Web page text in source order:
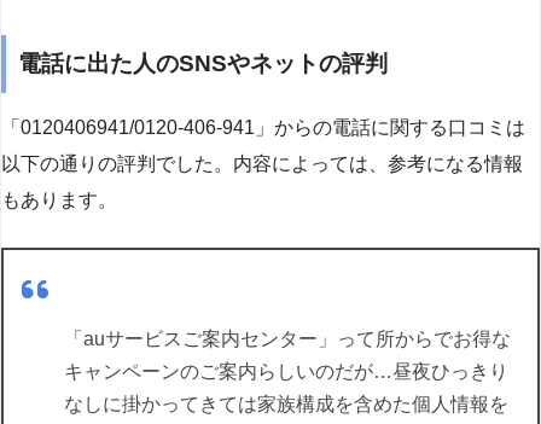
電話に出た人のSNSやネットの評判
「0120406941/0120-406-941」からの電話に関する口コミは
以下の通りの評判でした。内容によっては、参考になる情報
もあります。
「auサービスご案内センター」って所からでお得な
キャンペーンのご案内らしいのだが…昼夜ひっきり
なしに掛かってきては家族構成を含めた個人情報を